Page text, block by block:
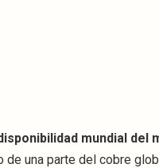
mundial del
una parte del cobre